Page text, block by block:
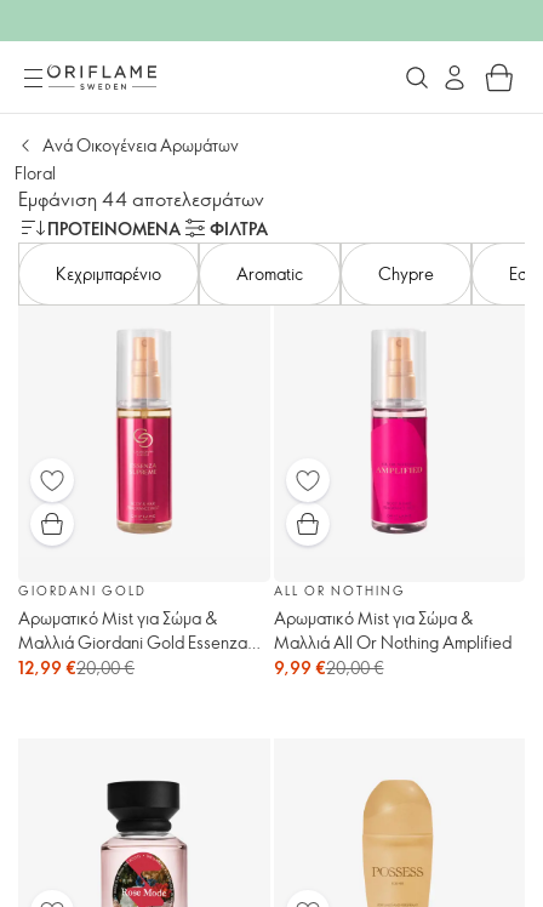
Ανά Οικογένεια Αρωμάτων
Floral
Εμφάνιση 44 αποτελεσμάτων
ΠΡΟΤΕΙΝΌΜΕΝΑ
ΦΙΛΤΡΑ
Κεχριμπαρένιο
Aromatic Chypre
GIORDANI GOLD
Αρωματικό Mist για Σώμα &
Μαλλιά Giordani Gold Essenza
Supreme
12,99 €20,00 €
ALL OR NOTHING
Αρωματικό Mist για Σώμα &
Μαλλιά All Or Nothing Amplified
9,99 €20,00 €